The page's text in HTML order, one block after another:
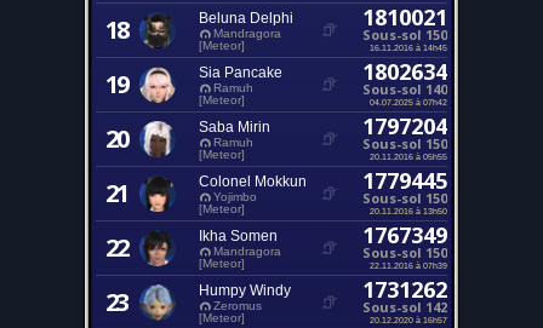
18 Beluna Delphi
Mandragora
[Meteor]
1810021
Sous-sol 150
16.11.2016 à 14h45
19 Sia Pancake
Ramuh
[Meteor]
1802634
Sous-sol 140
04.07.2025 à 07h42
20 Saba Mirin
Ramuh
[Meteor]
1797204
Sous-sol 150
20.11.2016 à 05h55
21 Colonel Mokkun
Yojimbo
[Meteor]
1779445
Sous-sol 150
20.11.2016 à 13h50
22 Ikha Somen
Mandragora
[Meteor]
1767349
Sous-sol 150
22.11.2016 à 07h39
23 Humpy Windy
Zeromus
[Meteor]
1731262
Sous-sol 142
20.12.2020 à 16h57